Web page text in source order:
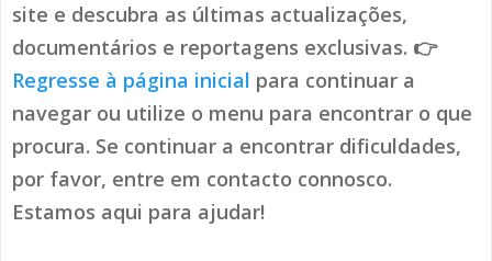
site e descubra as últimas actualizações,
documentários e reportagens exclusivas. 👉
Regresse à página inicial para continuar a
navegar ou utilize o menu para encontrar o que
procura. Se continuar a encontrar dificuldades,
por favor, entre em contacto connosco.
Estamos aqui para ajudar!